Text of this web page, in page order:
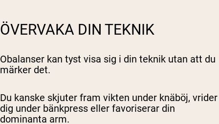
ÖVERVAKA DIN TEKNIK
Obalanser kan tyst visa sig i din teknik utan att du
märker det.
Du kanske skjuter fram vikten under knäböj, vrider
dig under bänkpress eller favoriserar din
dominanta arm.